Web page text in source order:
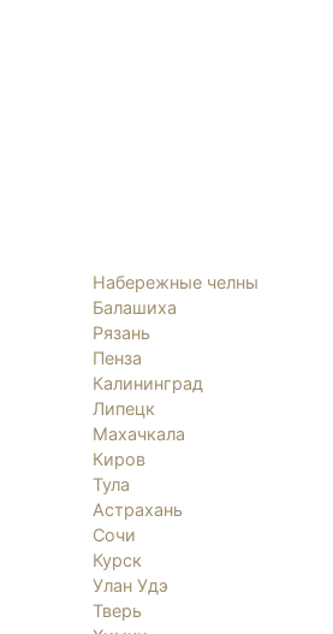
Набережные челны
Балашиха
Рязань
Пенза
Калининград
Липецк
Махачкала
Киров
Тула
Астрахань
Сочи
Курск
Улан Удэ
Тверь